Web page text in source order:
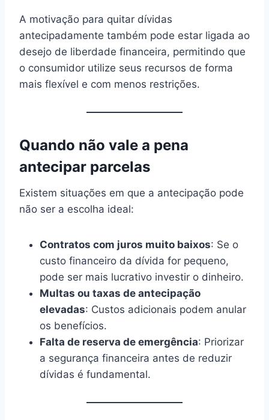
A motivação para quitar dívidas
antecipadamente também pode estar ligada ao
desejo de liberdade financeira, permitindo que
o consumidor utilize seus recursos de forma
mais flexível e com menos restrições.
Quando não vale a pena
antecipar parcelas
Existem situações em que a antecipação pode
não ser a escolha ideal:
Contratos com juros muito baixos: Se o
custo financeiro da dívida for pequeno,
pode ser mais lucrativo investir o dinheiro.
Multas ou taxas de antecipação
elevadas: Custos adicionais podem anular
os benefícios.
Falta de reserva de emergência: Priorizar
a segurança financeira antes de reduzir
dívidas é fundamental.